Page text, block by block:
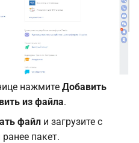
нажмите Добавить
из файла.
файл и загрузите с
пакет.